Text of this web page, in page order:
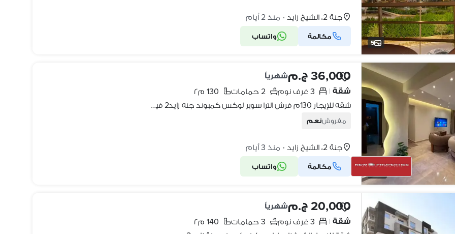
5
جنة 2، الشيخ زايد • منذ 2 أيام
مكالمة واتساب
36,000 ج.م
شهرياً
شقة | 3 غرف نوم 2 حمامات
130 م٢
شقه للإيجار 130م فرش الترا سوبر لوكس كمبوند جنه زايد2 فيو مفتوح رائع ELshiekh zayed
مفروشنعم
جنة 2، الشيخ زايد • منذ 3 أيام
مكالمة واتساب
20,000 ج.م
شهرياً
شقة | 3 غرف نوم 3 حمامات
140 م٢